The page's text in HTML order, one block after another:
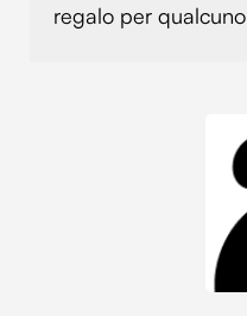
regalo per qualcuno